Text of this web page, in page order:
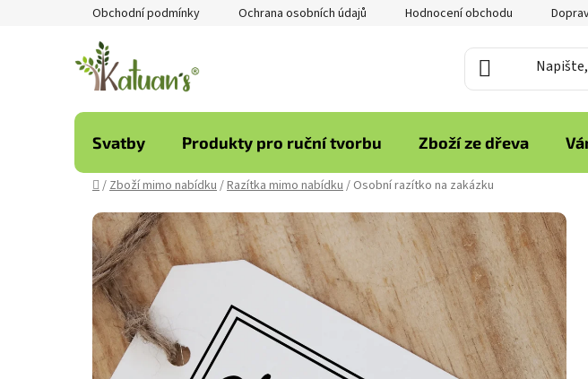
Obchodní podmínky Ochrana osobních údajů Hodnocení obchodu
Svatby Produkty pro ruční tvorbu Zboží ze dřeva
Domů
/Zboží mimo nabídku/Razítka mimo nabídku/ Osobní razítko na zakázku